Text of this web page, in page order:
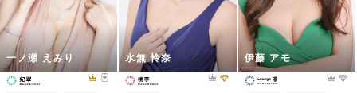
一ノ瀬 えみり 水無 怜奈 伊藤 アモ